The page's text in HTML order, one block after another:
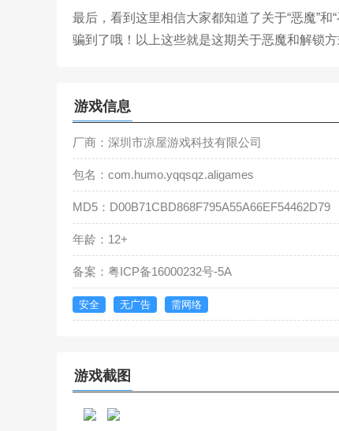
最后，看到这里相信大家都知道了关于“恶魔”
骗到了哦！以上这些就是这期关于恶魔和解锁
游戏信息
厂商：深圳市凉屋游戏科技有限公司
包名：com.humo.yqqsqz.aligames
MD5：D00B71CBD868F795A55A66EF54462D79
年龄：12+
备案：粤ICP备16000232号-5A
安全 无广告 需网络
游戏截图